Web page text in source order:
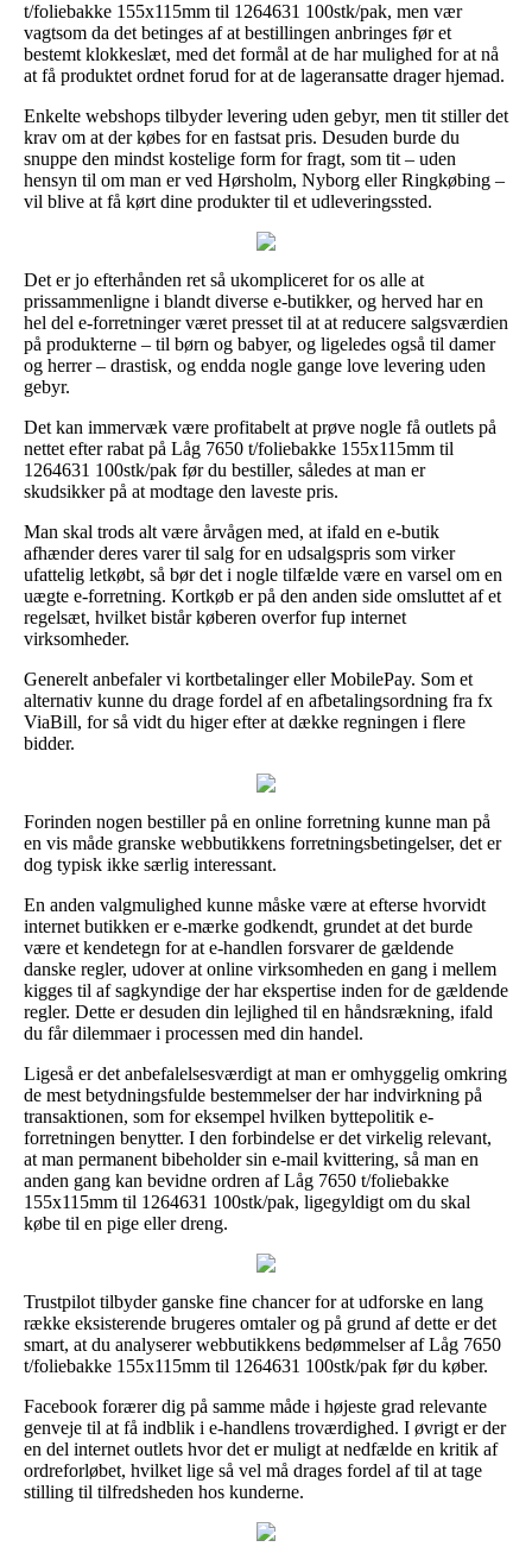
t/foliebakke 155x115mm til 1264631 100stk/pak, men vær
vagtsom da det betinges af at bestillingen anbringes før et
bestemt klokkeslæt, med det formål at de har mulighed for at nå
at få produktet ordnet forud for at de lageransatte drager hjemad.
Enkelte webshops tilbyder levering uden gebyr, men tit stiller det
krav om at der købes for en fastsat pris. Desuden burde du
snuppe den mindst kostelige form for fragt, som tit – uden
hensyn til om man er ved Hørsholm, Nyborg eller Ringkøbing –
vil blive at få kørt dine produkter til et udleveringssted.
Det er jo efterhånden ret så ukompliceret for os alle at
prissammenligne i blandt diverse e-butikker, og herved har en
hel del e-forretninger været presset til at at reducere salgsværdien
på produkterne – til børn og babyer, og ligeledes også til damer
og herrer – drastisk, og endda nogle gange love levering uden
gebyr.
Det kan immervæk være profitabelt at prøve nogle få outlets på
nettet efter rabat på Låg 7650 t/foliebakke 155x115mm til
1264631 100stk/pak før du bestiller, således at man er
skudsikker på at modtage den laveste pris.
Man skal trods alt være årvågen med, at ifald en e-butik
afhænder deres varer til salg for en udsalgspris som virker
ufattelig letkøbt, så bør det i nogle tilfælde være en varsel om en
uægte e-forretning. Kortkøb er på den anden side omsluttet af et
regelsæt, hvilket bistår køberen overfor fup internet
virksomheder.
Generelt anbefaler vi kortbetalinger eller MobilePay. Som et
alternativ kunne du drage fordel af en afbetalingsordning fra fx
ViaBill, for så vidt du higer efter at dække regningen i flere
bidder.
Forinden nogen bestiller på en online forretning kunne man på
en vis måde granske webbutikkens forretningsbetingelser, det er
dog typisk ikke særlig interessant.
En anden valgmulighed kunne måske være at efterse hvorvidt
internet butikken er e-mærke godkendt, grundet at det burde
være et kendetegn for at e-handlen forsvarer de gældende
danske regler, udover at online virksomheden en gang i mellem
kigges til af sagkyndige der har ekspertise inden for de gældende
regler. Dette er desuden din lejlighed til en håndsrækning, ifald
du får dilemmaer i processen med din handel.
Ligeså er det anbefalelsesværdigt at man er omhyggelig omkring
de mest betydningsfulde bestemmelser der har indvirkning på
transaktionen, som for eksempel hvilken byttepolitik e-
forretningen benytter. I den forbindelse er det virkelig relevant,
at man permanent bibeholder sin e-mail kvittering, så man en
anden gang kan bevidne ordren af Låg 7650 t/foliebakke
155x115mm til 1264631 100stk/pak, ligegyldigt om du skal
købe til en pige eller dreng.
Trustpilot tilbyder ganske fine chancer for at udforske en lang
række eksisterende brugeres omtaler og på grund af dette er det
smart, at du analyserer webbutikkens bedømmelser af Låg 7650
t/foliebakke 155x115mm til 1264631 100stk/pak før du køber.
Facebook forærer dig på samme måde i højeste grad relevante
genveje til at få indblik i e-handlens troværdighed. I øvrigt er der
en del internet outlets hvor det er muligt at nedfælde en kritik af
ordreforløbet, hvilket lige så vel må drages fordel af til at tage
stilling til tilfredsheden hos kunderne.